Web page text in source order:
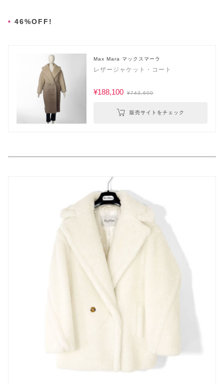
46%OFF!
Max Mara マックスマーラ
レザージャケット・コート
¥188,100 ¥743,600
販売サイトをチェック